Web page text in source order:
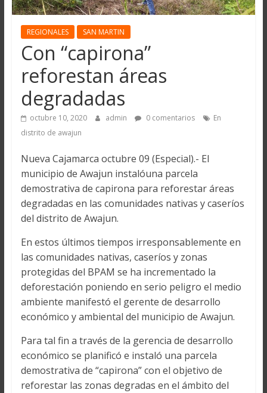
REGIONALES SAN MARTIN
Con “capirona”
reforestan áreas
degradadas
octubre 10, 2020 admin 0 comentarios
En
distrito de awajun
Nueva Cajamarca octubre 09 (Especial).- El
municipio de Awajun instalóuna parcela
demostrativa de capirona para reforestar áreas
degradadas en las comunidades nativas y caseríos
del distrito de Awajun.
En estos últimos tiempos irresponsablemente en
las comunidades nativas, caseríos y zonas
protegidas del BPAM se ha incrementado la
deforestación poniendo en serio peligro el medio
ambiente manifestó el gerente de desarrollo
económico y ambiental del municipio de Awajun.
Para tal fin a través de la gerencia de desarrollo
económico se planificó e instaló una parcela
demostrativa de “capirona” con el objetivo de
reforestar las zonas degradas en el ámbito del